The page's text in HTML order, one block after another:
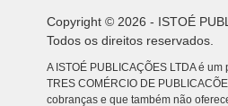
Copyright © 2026 - ISTOÉ
Todos os direitos reservados.
A ISTOÉ PUBLICAÇÕES LTDA é
TRES COMÉRCIO DE
cobranças e que também não